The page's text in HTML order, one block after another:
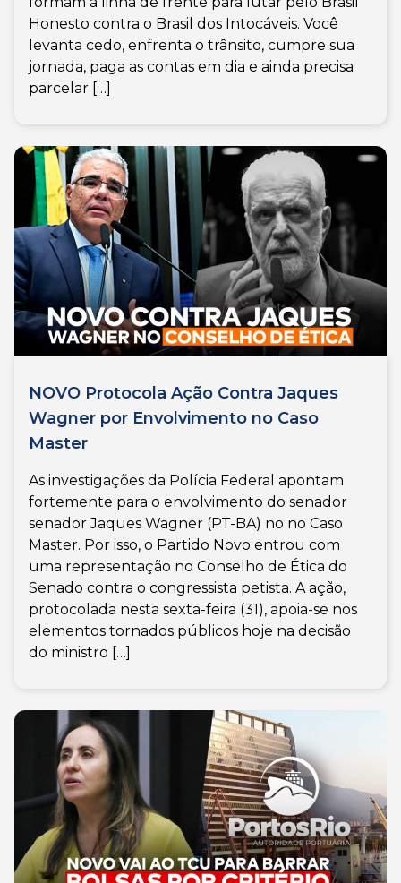
Honesto contra o Brasil dos Intocáveis. Você
levanta cedo, enfrenta o trânsito, cumpre sua
jornada, paga as contas em dia e ainda precisa
parcelar […]
NOVO Protocola Ação Contra Jaques
Wagner por Envolvimento no Caso
Master
As investigações da Polícia Federal apontam
fortemente para o envolvimento do senador
senador Jaques Wagner (PT-BA) no no Caso
Master. Por isso, o Partido Novo entrou com
uma representação no Conselho de Ética do
Senado contra o congressista petista. A ação,
protocolada nesta sexta-feira (31), apoia-se nos
elementos tornados públicos hoje na decisão
do ministro […]